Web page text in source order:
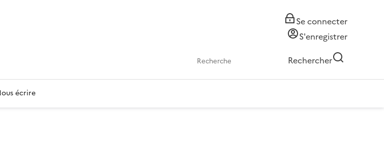
Se connecter
S'enregistrer
Rechercher
écrire